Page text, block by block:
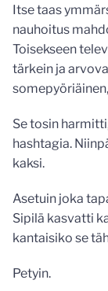
Itse taas
nauhoitus
Toisekseen
tärkein ja
Se tosin
hashtagia.
kaksi.
Asetuin joka
Sipilä kasvatti
kantaisiko se
Petyin.